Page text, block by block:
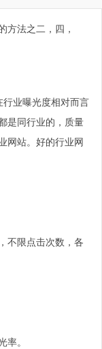
方法之二，四，
业曝光度相对而言
是同行业的，质量
网站。好的行业网
不限点击次数，各
。